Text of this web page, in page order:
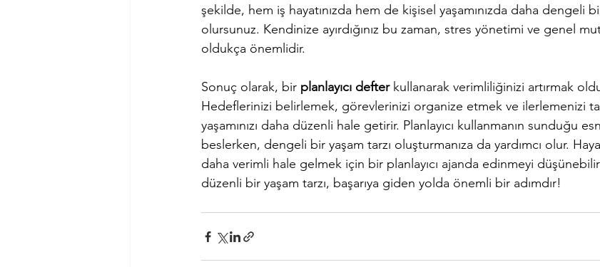
şekilde, hem iş hayatınızda hem de kişisel yaşamınızda daha dengeli
olursunuz. Kendinize ayırdığınız bu zaman, stres yönetimi ve genel
oldukça önemlidir.
Sonuç olarak, bir planlayıcı defter kullanarak verimliliğinizi artırmak
Hedeflerinizi belirlemek, görevlerinizi organize etmek ve ilerlemenizi
yaşamınızı daha düzenli hale getirir. Planlayıcı kullanmanın sunduğu
beslerken, dengeli bir yaşam tarzı oluşturmanıza da yardımcı olur.
daha verimli hale gelmek için bir planlayıcı ajanda edinmeyi
düzenli bir yaşam tarzı, başarıya giden yolda önemli bir adımdır!